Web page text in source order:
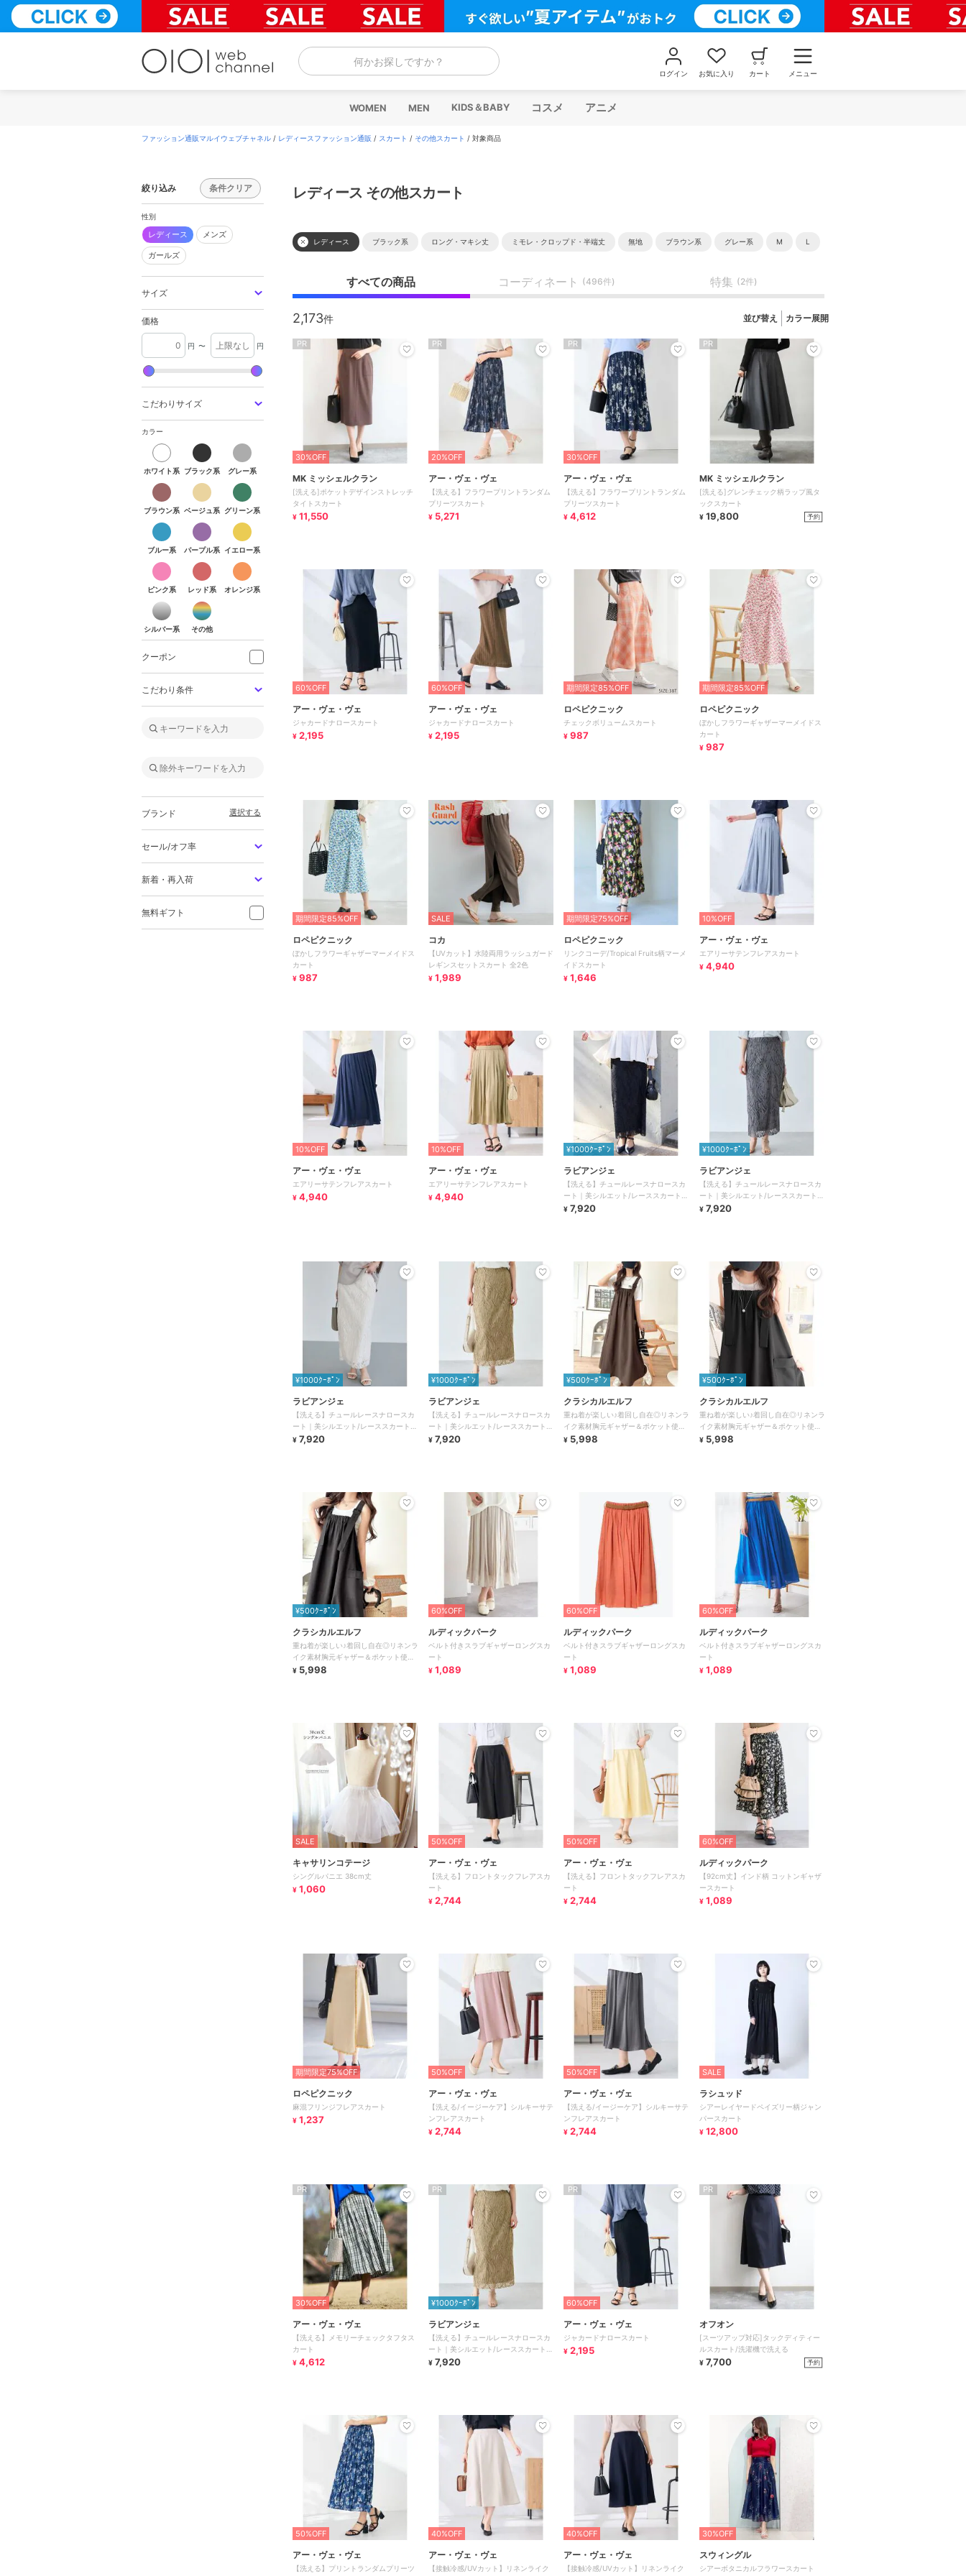
テ
何かお探しですか？
ログイン お気に入り カート メニュー
WOMEN MEN KIDS＆BABY コスメ アニメ
ファッション通販マルイウェブチャネル / レディースファッション通販 / スカート / その他スカート / 対象商品
絞り込み 条件クリア
性別
レディース メンズ
ガールズ
サイズ
価格
円 〜 円
こだわりサイズ
カラー
ホワイト系
ホワイト系
ブラック系
ブラック系
グレー系
グレー系
ブラウン系
ブラウン系
ベージュ系
ベージュ系
グリーン系
グリーン系
ブルー系
ブルー系
パープル系
パープル系
イエロー系
イエロー系
ピンク系
ピンク系
レッド系
レッド系
オレンジ系
オレンジ系
シルバー系
シルバー系
その他
その他
クーポン
こだわり条件
ブランド 選択する
セール/オフ率
新着・再入荷
無料ギフト
レディース その他スカート
レディース ブラック系 ロング・マキシ丈 ミモレ・クロップド・半端丈 無地 ブラウン系 グレー系 M L
すべての商品 コーディネート (496件) 特集 (2件)
2,173 並び替え カラー展開
PR
30%OFF
MK ミッシェルクラン
[洗える]ポケットデザインストレッチ
タイトスカート
¥ 11,550
PR
20%OFF
アー・ヴェ・ヴェ
【洗える】フラワープリントランダム
プリーツスカート
¥ 5,271
PR
30%OFF
アー・ヴェ・ヴェ
【洗える】フラワープリントランダム
プリーツスカート
¥ 4,612
PR
MK ミッシェルクラン
[洗える]グレンチェック柄ラップ風タ
ックスカート
¥ 19,800 予約
60%OFF
アー・ヴェ・ヴェ
ジャカードナロースカート
¥ 2,195
60%OFF
アー・ヴェ・ヴェ
ジャカードナロースカート
¥ 2,195
期間限定85%OFF
ロペピクニック
チェックボリュームスカート
¥ 987
期間限定85%OFF
ロペピクニック
ぼかしフラワーギャザーマーメイドス
カート
¥ 987
期間限定85%OFF
ロペピクニック
ぼかしフラワーギャザーマーメイドス
カート
¥ 987
SALE
コカ
【UVカット】水陸両用ラッシュガード
レギンスセットスカート 全2色
¥ 1,989
期間限定75%OFF
ロペピクニック
リンクコーデ/Tropical Fruits柄マーメ
イドスカート
¥ 1,646
10%OFF
アー・ヴェ・ヴェ
エアリーサテンフレアスカート
¥ 4,940
10%OFF
アー・ヴェ・ヴェ
エアリーサテンフレアスカート
¥ 4,940
10%OFF
アー・ヴェ・ヴェ
エアリーサテンフレアスカート
¥ 4,940
¥1000ｸｰﾎﾟﾝ
ラビアンジェ
【洗える】チュールレースナロースカ
ート｜美シルエット/レーススカート /
セットアップ対応
¥ 7,920
¥1000ｸｰﾎﾟﾝ
ラビアンジェ
【洗える】チュールレースナロースカ
ート｜美シルエット/レーススカート /
セットアップ対応
¥ 7,920
¥1000ｸｰﾎﾟﾝ
ラビアンジェ
【洗える】チュールレースナロースカ
ート｜美シルエット/レーススカート /
セットアップ対応
¥ 7,920
¥1000ｸｰﾎﾟﾝ
ラビアンジェ
【洗える】チュールレースナロースカ
ート｜美シルエット/レーススカート /
セットアップ対応
¥ 7,920
¥500ｸｰﾎﾟﾝ
クラシカルエルフ
重ね着が楽しい♪着回し自在◎リネンラ
イク素材胸元ギャザー＆ポケット使い
Aラインジャンパースカート
¥ 5,998
¥500ｸｰﾎﾟﾝ
クラシカルエルフ
重ね着が楽しい♪着回し自在◎リネンラ
イク素材胸元ギャザー＆ポケット使い
Aラインジャンパースカート
¥ 5,998
¥500ｸｰﾎﾟﾝ
クラシカルエルフ
重ね着が楽しい♪着回し自在◎リネンラ
イク素材胸元ギャザー＆ポケット使い
Aラインジャンパースカート
¥ 5,998
60%OFF
ルディックパーク
ベルト付きスラブギャザーロングスカ
ート
¥ 1,089
60%OFF
ルディックパーク
ベルト付きスラブギャザーロングスカ
ート
¥ 1,089
60%OFF
ルディックパーク
ベルト付きスラブギャザーロングスカ
ート
¥ 1,089
SALE
キャサリンコテージ
シングルパニエ 38cm丈
¥ 1,060
50%OFF
アー・ヴェ・ヴェ
【洗える】フロントタックフレアスカ
ート
¥ 2,744
50%OFF
アー・ヴェ・ヴェ
【洗える】フロントタックフレアスカ
ート
¥ 2,744
60%OFF
ルディックパーク
【92cm丈】インド柄 コットンギャザ
ースカート
¥ 1,089
期間限定75%OFF
ロペピクニック
麻混フリンジフレアスカート
¥ 1,237
50%OFF
アー・ヴェ・ヴェ
【洗える/イージーケア】シルキーサテ
ンフレアスカート
¥ 2,744
50%OFF
アー・ヴェ・ヴェ
【洗える/イージーケア】シルキーサテ
ンフレアスカート
¥ 2,744
SALE
ラシュッド
シアーレイヤードペイズリー柄ジャン
パースカート
¥ 12,800
PR
30%OFF
アー・ヴェ・ヴェ
【洗える】メモリーチェックタフタス
カート
¥ 4,612
PR
¥1000ｸｰﾎﾟﾝ
ラビアンジェ
【洗える】チュールレースナロースカ
ート｜美シルエット/レーススカート /
セットアップ対応
¥ 7,920
PR
60%OFF
アー・ヴェ・ヴェ
ジャカードナロースカート
¥ 2,195
PR
オフオン
[スーツアップ対応]タックディティー
ルスカート/洗濯機で洗える
¥ 7,700 予約
50%OFF
アー・ヴェ・ヴェ
【洗える】プリントランダムプリーツ
40%OFF
アー・ヴェ・ヴェ
【接触冷感/UVカット】リネンライク
40%OFF
アー・ヴェ・ヴェ
【接触冷感/UVカット】リネンライク
30%OFF
スウィングル
シアーボタニカルフラワースカート